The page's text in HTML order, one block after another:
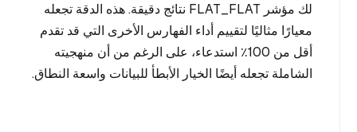
لك مؤشر FLAT_FLAT نتائج دقيقة. هذه الدقة تجعله
معيارًا مثاليًا لتقييم أداء الفهارس الأخرى التي قد تقدم
أقل من 100٪ استدعاء، على الرغم من أن منهجيته
الشاملة تجعله أيضًا الخيار الأبطأ للبيانات واسعة النطاق.